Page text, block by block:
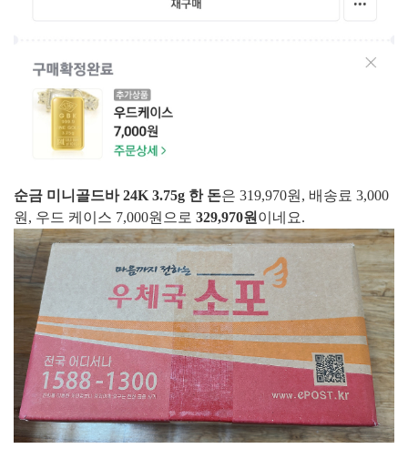
순금 미니골드바 24K 3.75g 한 돈은 319,970원, 배송료 3,000
원, 우드 케이스 7,000원으로 329,970원 이네요.